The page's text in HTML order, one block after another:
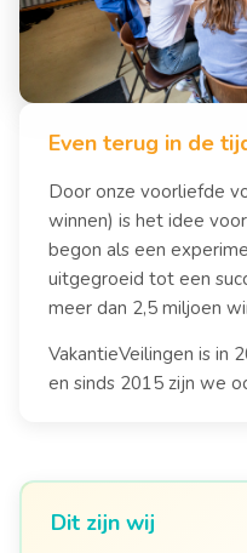
Even terug in de
Door onze voorliefde
winnen) is het idee
begon als een
uitgegroeid tot een
meer dan 2,5 miljoen
VakantieVeilingen is in
en sinds 2015 zijn we
Dit zijn wij